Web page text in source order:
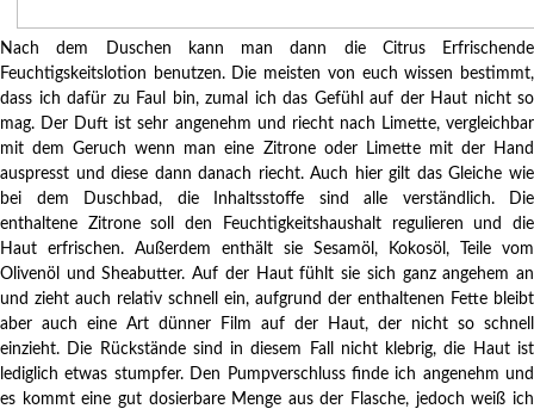
Nach dem Duschen kann man dann die Citrus Erfrischende
Feuchtigskeitslotion benutzen. Die meisten von euch wissen bestimmt,
dass ich dafür zu Faul bin, zumal ich das Gefühl auf der Haut nicht so
mag. Der Duft ist sehr angenehm und riecht nach Limette, vergleichbar
mit dem Geruch wenn man eine Zitrone oder Limette mit der Hand
auspresst und diese dann danach riecht. Auch hier gilt das Gleiche wie
bei dem Duschbad, die Inhaltsstoffe sind alle verständlich. Die
enthaltene Zitrone soll den Feuchtigkeitshaushalt regulieren und die
Haut erfrischen. Außerdem enthält sie Sesamöl, Kokosöl, Teile vom
Olivenöl und Sheabutter. Auf der Haut fühlt sie sich ganz angehem an
und zieht auch relativ schnell ein, aufgrund der enthaltenen Fette bleibt
aber auch eine Art dünner Film auf der Haut, der nicht so schnell
einzieht. Die Rückstände sind in diesem Fall nicht klebrig, die Haut ist
lediglich etwas stumpfer. Den Pumpverschluss finde ich angenehm und
es kommt eine gut dosierbare Menge aus der Flasche, jedoch weiß ich